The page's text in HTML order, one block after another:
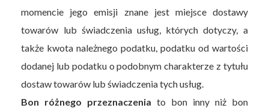
momencie jego emisji znane jest miejsce dostawy
towarów lub świadczenia usług, których dotyczy, a
także kwota należnego podatku, podatku od wartości
dodanej lub podatku o podobnym charakterze z tytułu
dostaw towarów lub świadczenia tych usług.
Bon różnego przeznaczenia to bon inny niż bon